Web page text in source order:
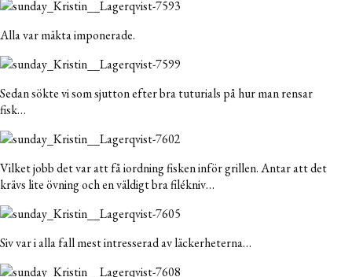
Alla var mäkta imponerade.
Sedan sökte vi som sjutton efter bra tuturials på hur man rensar
fisk…
Vilket jobb det var att få iordning fisken inför grillen. Antar att det
krävs lite övning och en väldigt bra filékniv…
Siv var i alla fall mest intresserad av läckerheterna…